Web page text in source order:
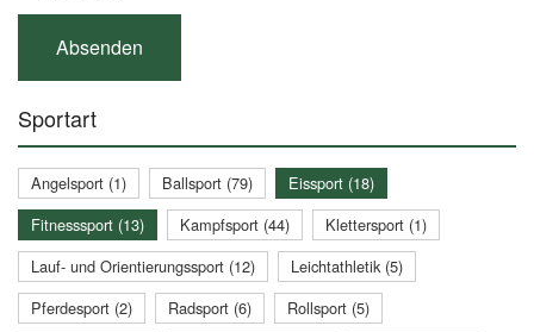
Sportart
Angelsport (1) Ballsport (79)
Eissport (18)
Fitnesssport (13)
Kampfsport (44)
Klettersport (1)
Lauf- und Orientierungssport (12)
Leichtathletik (5)
Pferdesport (2)
Radsport (6)
Rollsport (5)